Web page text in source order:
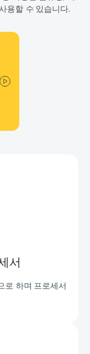
용할 수 있습니다.
서
로 하며 프로세서